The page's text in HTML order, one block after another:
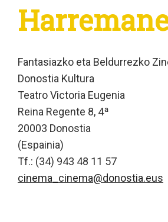
Fantasiazko eta Beldurrezko
Donostia Kultura
Teatro Victoria Eugenia
Reina Regente 8, 4ª
20003 Donostia
(Espainia)
Tf.: (34) 943 48 11 57
cinema_cinema@donostia.eus